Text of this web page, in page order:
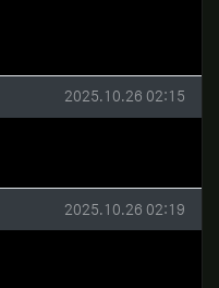
작성일
2025.10.26 02:15
작성일
2025.10.26 02:19